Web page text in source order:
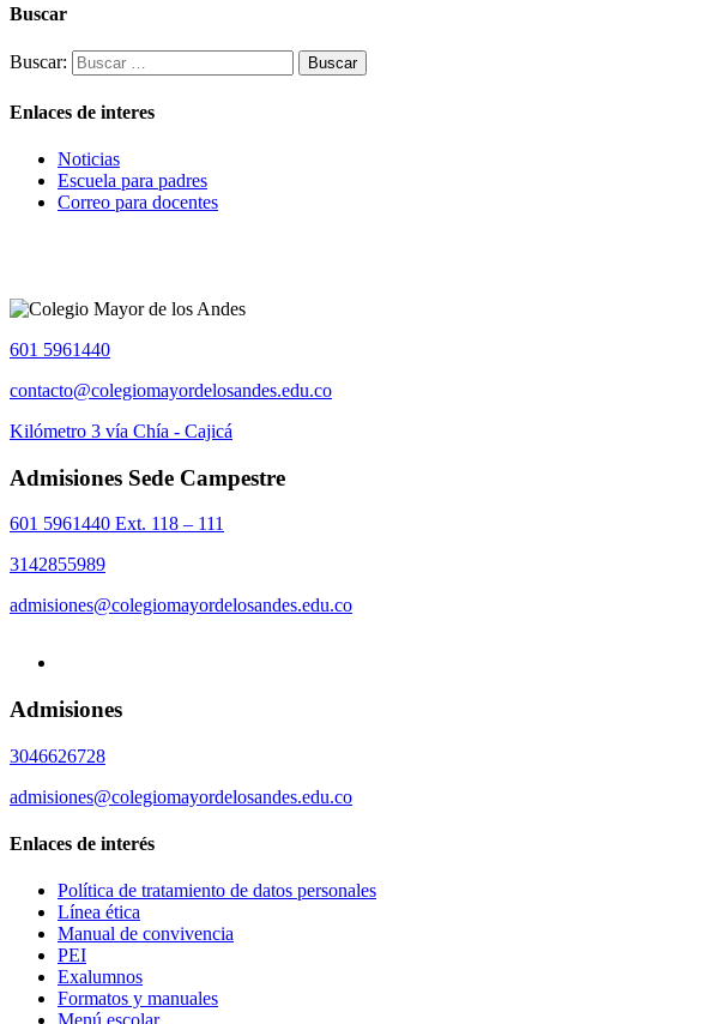
Buscar
Buscar:
Enlaces de interes
Noticias
Escuela para padres
Correo para docentes
601 5961440
contacto@colegiomayordelosandes.edu.co
Kilómetro 3 vía Chía - Cajicá
Admisiones Sede Campestre
601 5961440 Ext. 118 – 111
3142855989
admisiones@colegiomayordelosandes.edu.co
Admisiones
3046626728
admisiones@colegiomayordelosandes.edu.co
Enlaces de interés
Política de tratamiento de datos personales
Línea ética
Manual de convivencia
PEI
Exalumnos
Formatos y manuales